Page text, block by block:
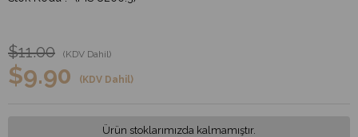
$11.00 (KDV Dahil)
$9.90 (KDV Dahil)
Ürün stoklarımızda kalmamıştır.